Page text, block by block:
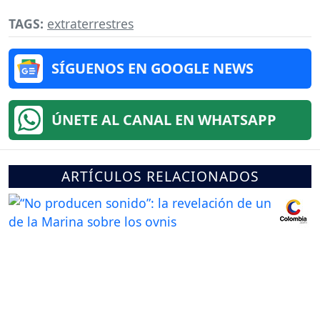
TAGS: extraterrestres
SÍGUENOS EN GOOGLE NEWS
ÚNETE AL CANAL EN WHATSAPP
ARTÍCULOS RELACIONADOS